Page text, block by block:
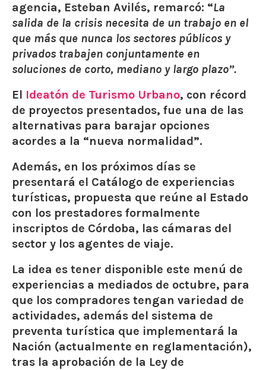
agencia, Esteban Avilés, remarcó: “La
salida de la crisis necesita de un trabajo en el
que más que nunca los sectores públicos y
privados trabajen conjuntamente en
soluciones de corto, mediano y largo plazo”.
El Ideatón de Turismo Urbano, con récord
de proyectos presentados, fue una de las
alternativas para barajar opciones
acordes a la “nueva normalidad”.
Además, en los próximos días se
presentará el Catálogo de experiencias
turísticas, propuesta que reúne al Estado
con los prestadores formalmente
inscriptos de Córdoba, las cámaras del
sector y los agentes de viaje.
La idea es tener disponible este menú de
experiencias a mediados de octubre, para
que los compradores tengan variedad de
actividades, además del sistema de
preventa turística que implementará la
Nación (actualmente en reglamentación),
tras la aprobación de la Ley de